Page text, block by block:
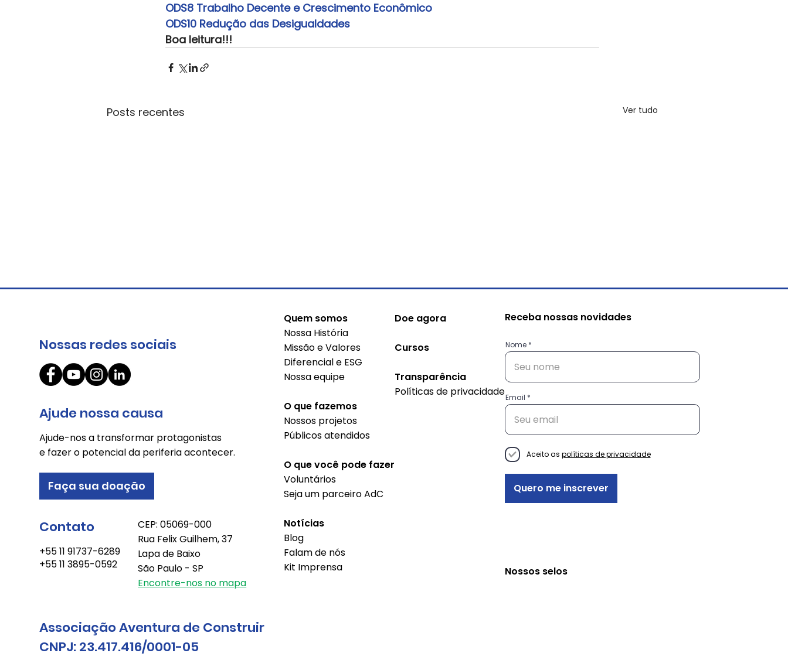
ODS8 Trabalho Decente e Crescimento Econômico
ODS10 Redução das Desigualdades
Boa leitura!!!
Posts recentes Ver tudo
Conheça as histórias das
empreendedoras do
projeto Decisão
Empreendedora
Sustentabilidade além
do ambiental
Nossas redes sociais
Ajude nossa causa
Ajude-nos a transformar protagonistas
e fazer o potencial da periferia acontecer.
Faça sua doação
Contato
+55 11 91737-6289
+55 11 3895-0592
CEP: 05069-000
Rua Felix Guilhem, 37
Lapa de Baixo
São Paulo - SP
Encontre-nos no mapa
Associação Aventura de Construir
CNPJ: 23.417.416/0001-05
Quem somos
Nossa História
Missão e Valores
Diferencial e ESG
Nossa equipe
O que fazemos
Nossos projetos
Públicos atendidos
O que você pode fazer
Voluntários
Seja um parceiro AdC
Notícias
Blog
Falam de nós
Kit Imprensa
Doe agora
Cursos
Transparência
Políticas de privacidade
Receba nossas novidades
Nome
Email
Aceito as políticas de privacidade
Quero me inscrever
Nossos selos